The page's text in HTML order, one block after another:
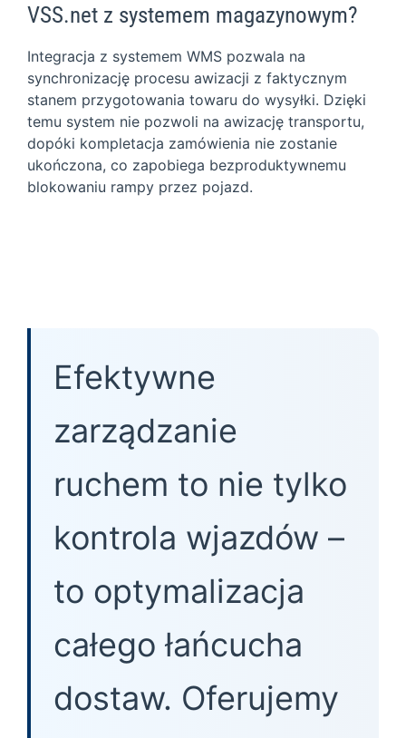
VSS.net z systemem magazynowym?
Integracja z systemem WMS pozwala na
synchronizację procesu awizacji z faktycznym
stanem przygotowania towaru do wysyłki. Dzięki
temu system nie pozwoli na awizację transportu,
dopóki kompletacja zamówienia nie zostanie
ukończona, co zapobiega bezproduktywnemu
blokowaniu rampy przez pojazd.
Efektywne
zarządzanie
ruchem to nie tylko
kontrola wjazdów –
to optymalizacja
całego łańcucha
dostaw. Oferujemy